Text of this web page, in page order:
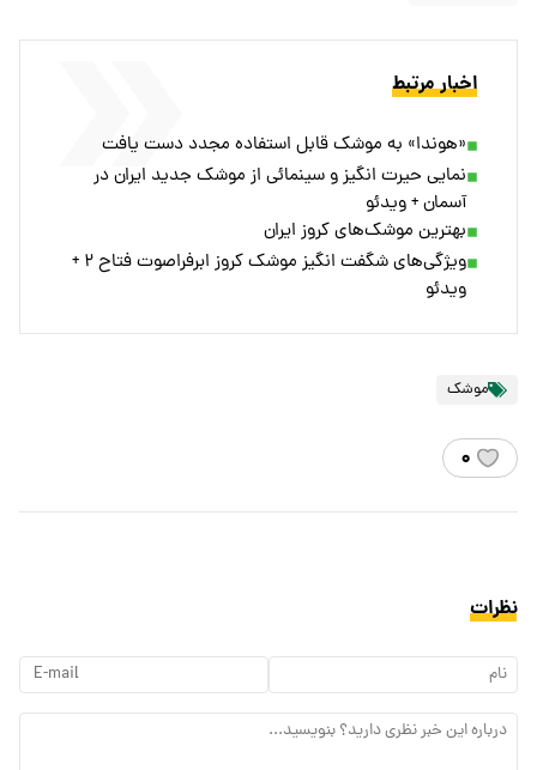
اخبار مرتبط
«هوندا» به موشک قابل استفاده مجدد دست یافت
نمایی حیرت انگیز و سینمائی از موشک جدید ایران در
آسمان + ویدئو
بهترین موشک‌های کروز ایران
ویژگی‌های شگفت انگیز موشک کروز ابرفراصوت فتاح ۲ +
ویدئو
موشک
۰
نظرات